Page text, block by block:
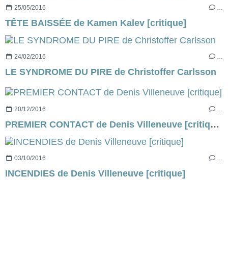
25/05/2016 …
TÊTE BAISSÉE de Kamen Kalev [critique]
24/02/2016 …
LE SYNDROME DU PIRE de Christoffer Carlsson
20/12/2016
PREMIER CONTACT de Denis Villeneuve [critique]
03/10/2016 …
INCENDIES de Denis Villeneuve [critique]